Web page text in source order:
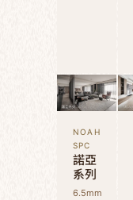
NOAH
SPC
諾亞
系列
6.5mm